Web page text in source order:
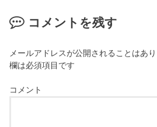
コメントを残す
メールアドレスが公開されることはあり
欄は必須項目です
コメント